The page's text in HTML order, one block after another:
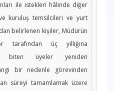
ile istekleri hâlinde diğer
kuruluş temsilcileri ve yurt
belirlenen kişiler, Müdürün
tarafından üç yıllığına
biten üyeler yeniden
bir nedenle görevinden
süreyi tamamlamak üzere